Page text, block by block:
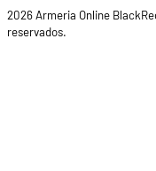
2026 Armeria Online
reservados.